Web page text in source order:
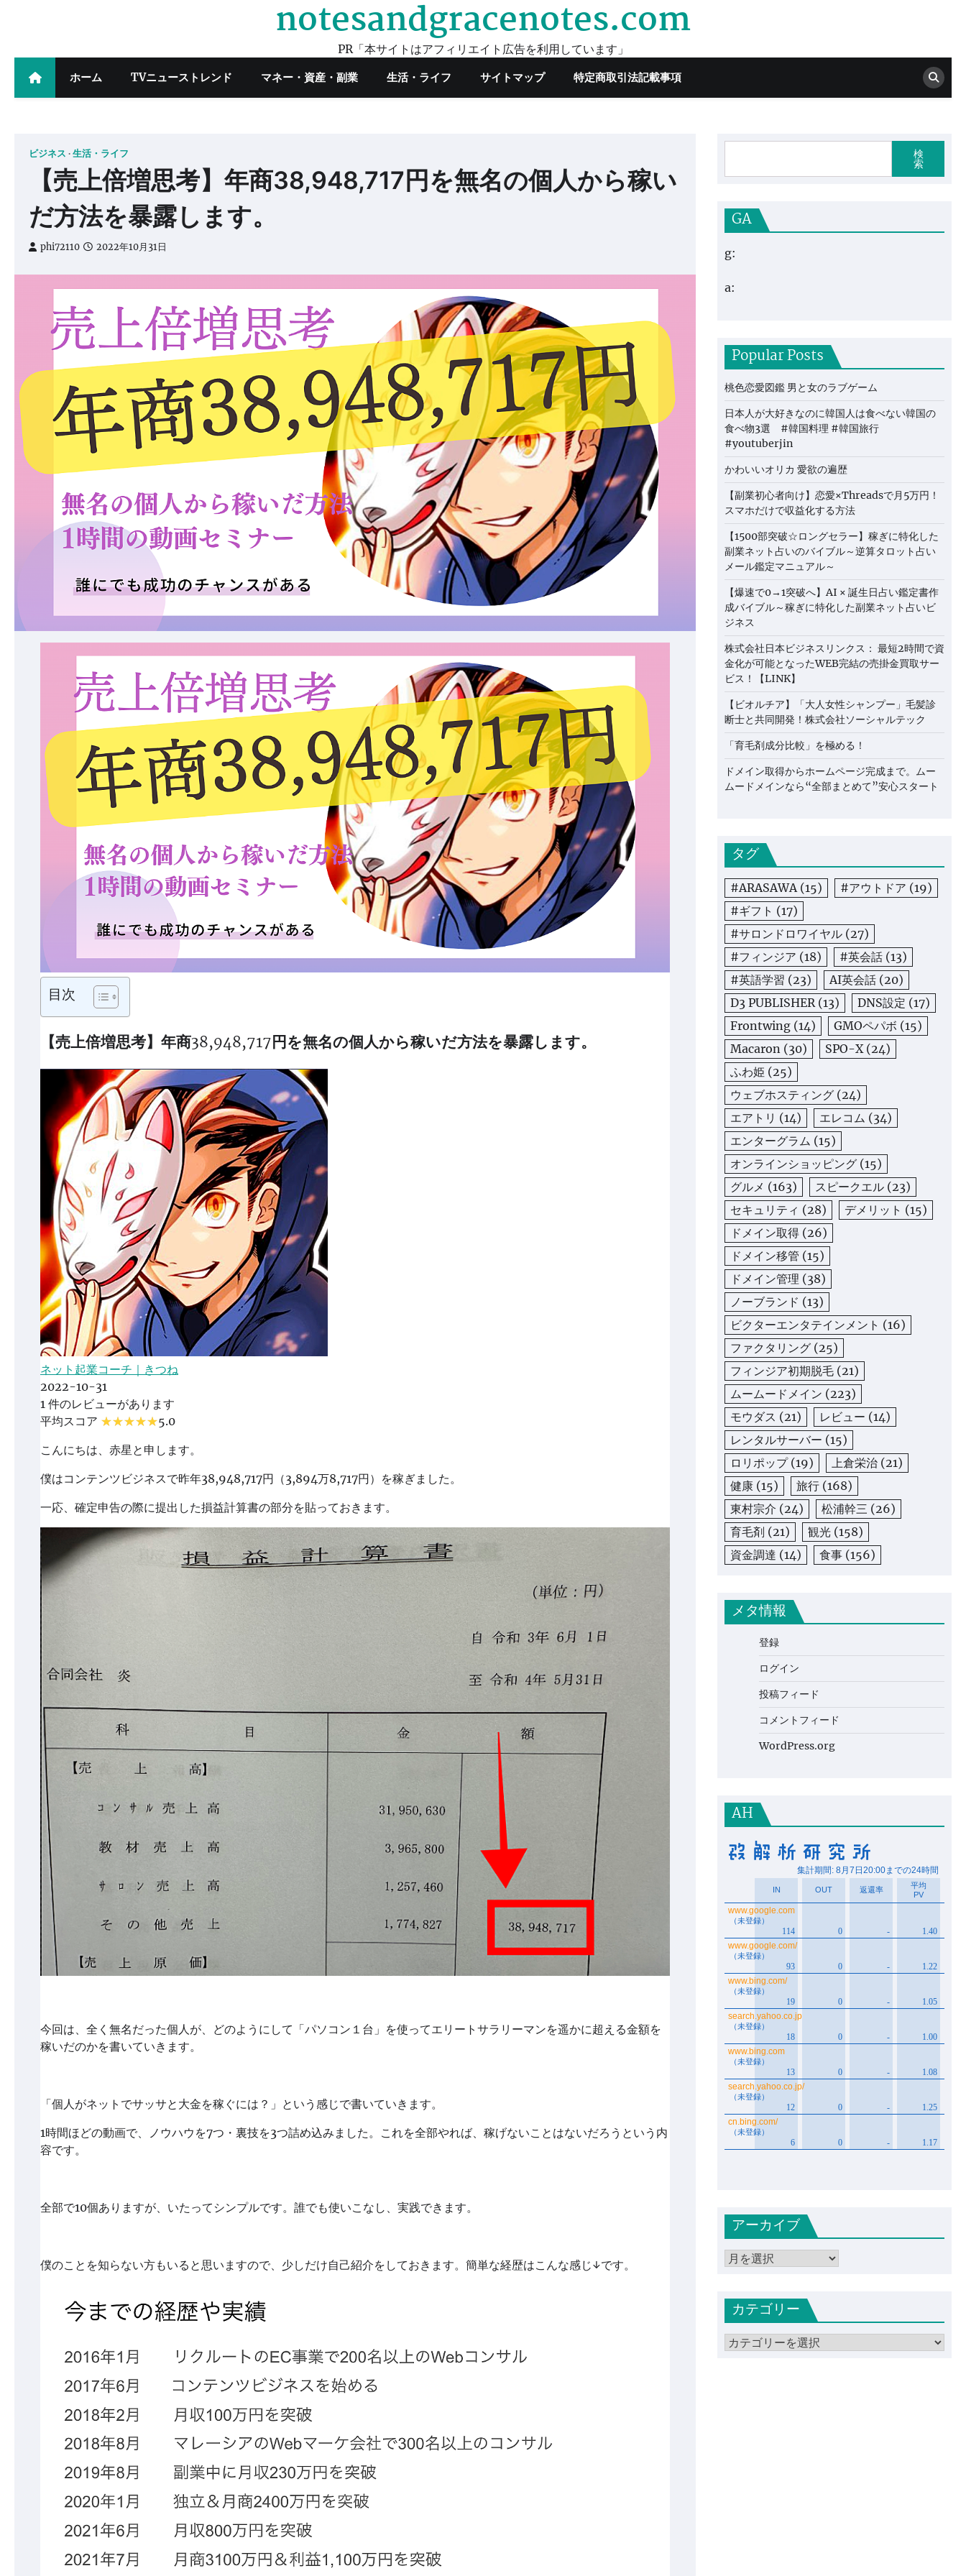
notesandgracenotes.com
PR「本サイトはアフィリエイト広告を利用しています」
ホーム TVニューストレンド マネー・資産・副業 生活・ライフ サイトマップ 特定商取引法記載事項
ビジネス 生活・ライフ
【売上倍増思考】年商38,948,717円を無名の個人から稼い
だ方法を暴露します。
phi72110 2022年10月31日
目次
【売上倍増思考】年商38,948,717円を無名の個人から稼いだ方法を暴露します。
ネット起業コーチ｜きつね
2022-10-31
1 件のレビューがあります
平均スコア
5.0
こんにちは、赤星と申します。
僕はコンテンツビジネスで昨年38,948,717円（3,894万8,717円）を稼ぎました。
一応、確定申告の際に提出した損益計算書の部分を貼っておきます。
今回は、全く無名だった個人が、どのようにして「パソコン１台」を使ってエリートサラリーマンを遥かに超える金額を
稼いだのかを書いていきます。
「個人がネットでサッサと大金を稼ぐには？」という感じで書いていきます。
1時間ほどの動画で、ノウハウを7つ・裏技を3つ詰め込みました。これを全部やれば、稼げないことはないだろうという内
容です。
全部で10個ありますが、いたってシンプルです。誰でも使いこなし、実践できます。
僕のことを知らない方もいると思いますので、少しだけ自己紹介をしておきます。簡単な経歴はこんな感じ↓です。
検
索
GA
g:
a:
Popular Posts
桃色恋愛図鑑 男と女のラブゲーム
日本人が大好きなのに韓国人は食べない韓国の
食べ物3選 #韓国料理 #韓国旅行
#youtuberjin
かわいいオリカ 愛欲の遍歴
【副業初心者向け】恋愛×Threadsで月5万円！
スマホだけで収益化する方法
【1500部突破☆ロングセラー】稼ぎに特化した
副業ネット占いのバイブル～逆算タロット占い
メール鑑定マニュアル～
【爆速で0→1突破へ】AI × 誕生日占い鑑定書作
成バイブル～稼ぎに特化した副業ネット占いビ
ジネス
株式会社日本ビジネスリンクス： 最短2時間で資
金化が可能となったWEB完結の売掛金買取サー
ビス！【LINK】
【ビオルチア】「大人女性シャンプー」毛髪診
断士と共同開発！株式会社ソーシャルテック
「育毛剤成分比較」を極める！
ドメイン取得からホームページ完成まで。ムー
ムードメインなら“全部まとめて”安心スタート
タグ
#ARASAWA(15) #アウトドア (19)
#ギフト (17)
#サロンドロワイヤル (27)
#フィンジア (18) #英会話 (13)
#英語学習 (23) AI英会話 (20)
D3 PUBLISHER(13) DNS設定 (17)
Frontwing (14) GMOペパボ (15)
Macaron (30) SPO-X(24)
ふわ姫 (25)
ウェブホスティング (24)
エアトリ (14) エレコム (34)
エンターグラム (15)
オンラインショッピング (15)
グルメ (163) スピークエル (23)
セキュリティ (28) デメリット (15)
ドメイン取得 (26)
ドメイン移管 (15)
ドメイン管理 (38)
ノーブランド (13)
ビクターエンタテインメント (16)
ファクタリング (25)
フィンジア初期脱毛 (21)
ムームードメイン (223)
モウダス (21) レビュー (14)
レンタルサーバー (15)
ロリポップ(19) 上倉栄治 (21)
健康 (15) 旅行 (168)
東村宗介 (24) 松浦幹三 (26)
育毛剤 (21) 観光 (158)
資金調達 (14) 食事 (156)
メタ情報
登録
ログイン
投稿フィード
コメントフィード
WordPress.org
AH
アーカイブ
ア
イ
ブ
カテゴリー
カ